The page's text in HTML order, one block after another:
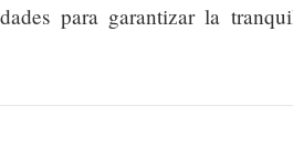
para garantizar la